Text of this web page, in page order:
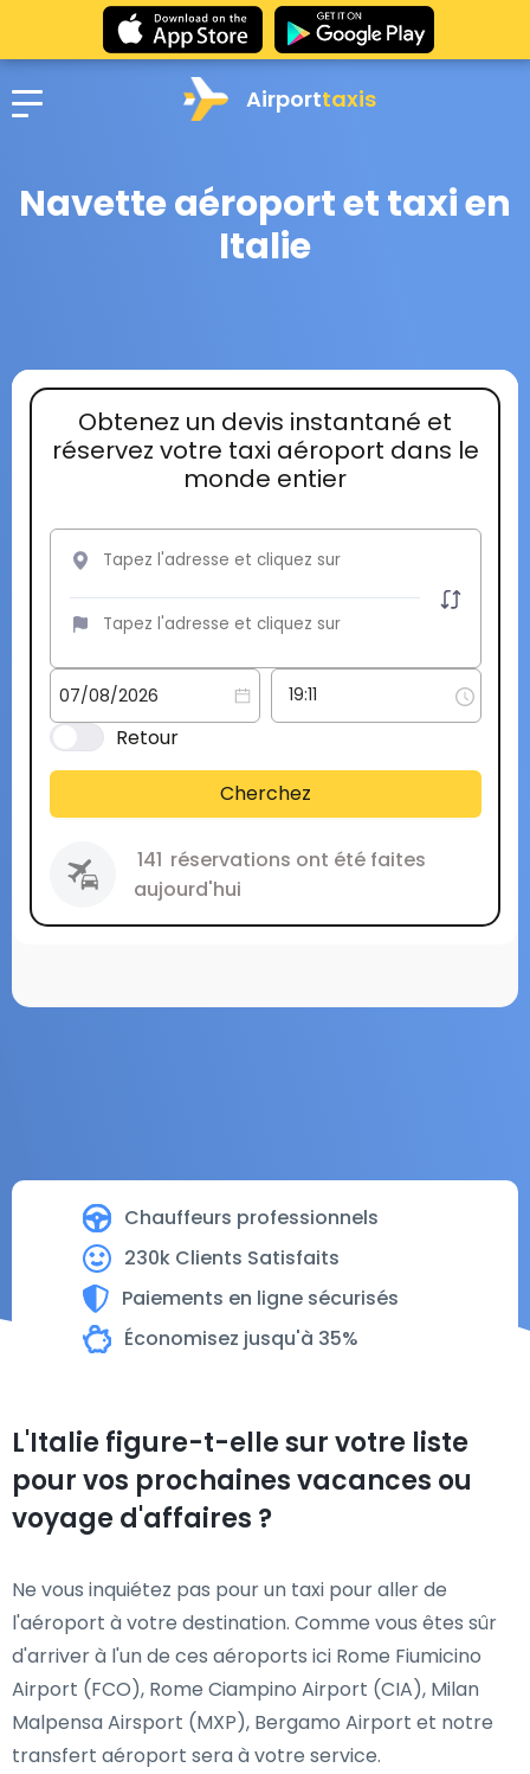
Airporttaxis
Navette aéroport et taxi en
Italie
Chauffeurs professionnels
230k Clients Satisfaits
Paiements en ligne sécurisés
Économisez jusqu'à 35%
Obtenez un devis instantané et
réservez votre taxi aéroport dans le
monde entier
Retour
Cherchez
141 réservations ont été faites
aujourd'hui
L'Italie figure-t-elle sur votre liste
pour vos prochaines vacances ou
voyage d'affaires ?
Ne vous inquiétez pas pour un taxi pour aller de
l'aéroport à votre destination. Comme vous êtes sûr
d'arriver à l'un de ces aéroports ici Rome Fiumicino
Airport (FCO), Rome Ciampino Airport (CIA), Milan
Malpensa Airsport (MXP), Bergamo Airport et notre
transfert aéroport sera à votre service.